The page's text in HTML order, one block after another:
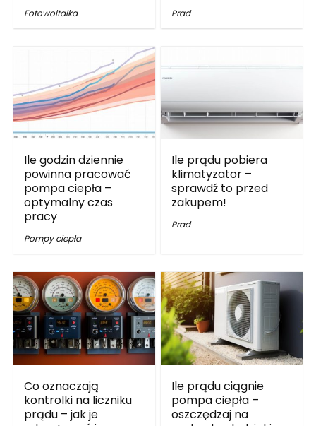
Fotowoltaika Prad
Ile godzin dziennie
powinna pracować
pompa ciepła –
optymalny czas
pracy
Pompy ciepła
Ile prądu pobiera
klimatyzator –
sprawdź to przed
zakupem!
Prad
Co oznaczają
kontrolki na liczniku
prądu – jak je
Ile prądu ciągnie
pompa ciepła –
oszczędzaj na